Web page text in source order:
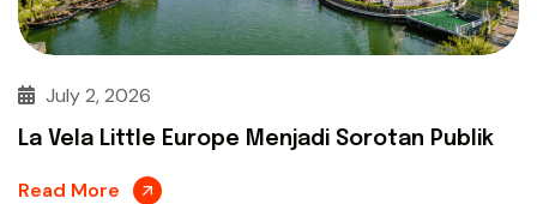
July 2, 2026
La Vela Little Europe Menjadi Sorotan Publik
Read More